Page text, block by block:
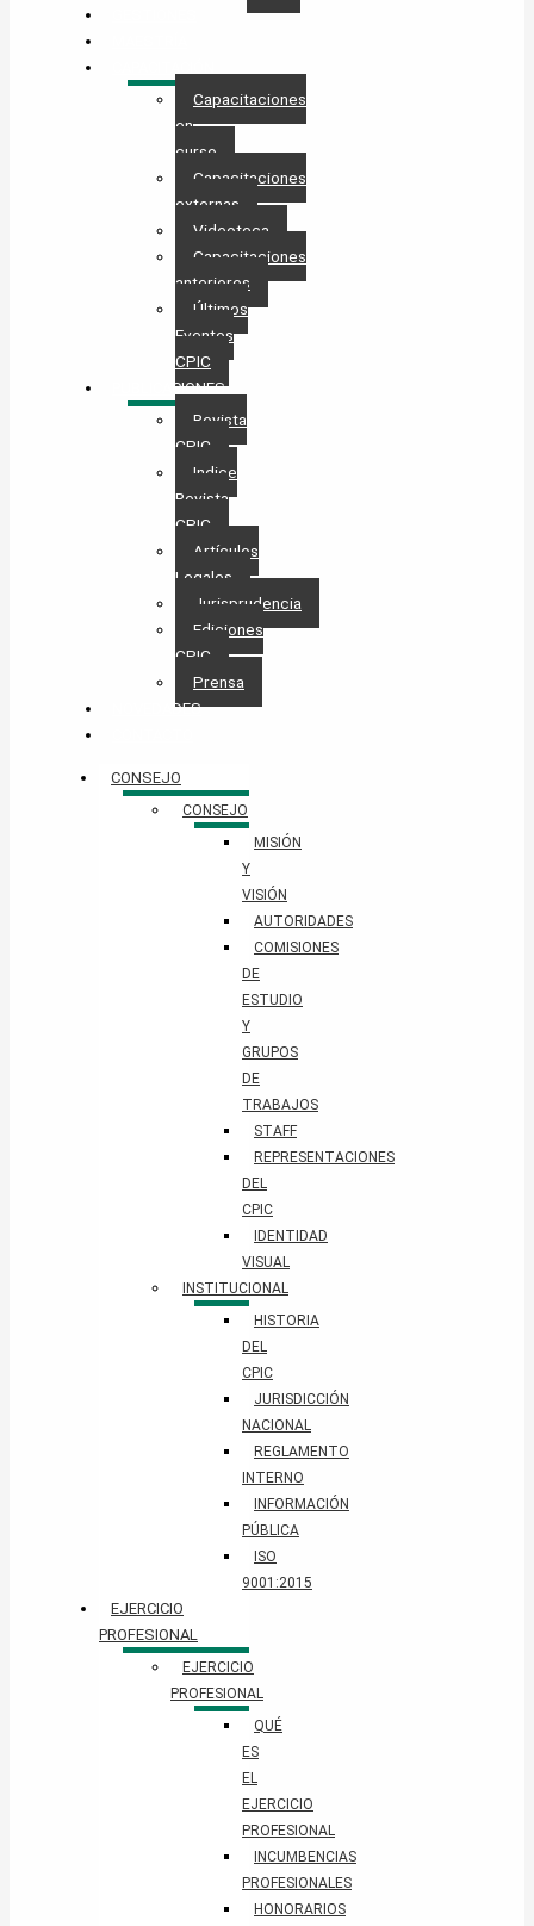
Capacitaciones
en
curso
Capacitaciones
externas
Videoteca
Capacitaciones
anteriores
Últimos
Eventos
CPIC
PUBLICACIONES
Revista
CPIC
Indice
Revista
CPIC
Artículos
Legales
Jurisprudencia
Ediciones
CPIC
Prensa
NOVEDADES
CONSEJO
CONSEJO
MISIÓN
Y
VISIÓN
AUTORIDADES
COMISIONES
DE
ESTUDIO
Y
GRUPOS
DE
TRABAJOS
STAFF
REPRESENTACIONES
DEL
CPIC
IDENTIDAD
VISUAL
INSTITUCIONAL
HISTORIA
DEL
CPIC
JURISDICCIÓN
NACIONAL
REGLAMENTO
INTERNO
INFORMACIÓN
PÚBLICA
ISO
9001:2015
EJERCICIO
PROFESIONAL
EJERCICIO
PROFESIONAL
QUÉ
ES
EL
EJERCICIO
PROFESIONAL
INCUMBENCIAS
PROFESIONALES
HONORARIOS